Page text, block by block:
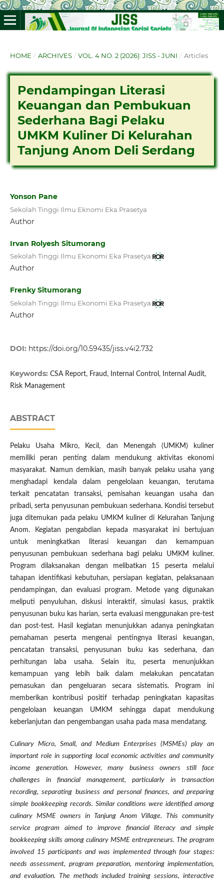
HOME / ARCHIVES / VOL. 4 NO. 2 (2026): JISS - JUNI / Articles
Pendampingan Literasi
Keuangan dan Pembukuan
Sederhana Bagi Pelaku
UMKM Kuliner Di Kelurahan
Tanjung Anom Deli Serdang
Yonson Pane
Sekolah Tinggi Ilmu Eknomi Eka Prasetya
Author
Irvan Rolyesh Situmorang
Sekolah Tinggi Ilmu Ekonomi Eka Prasetya
Author
Frenky Situmorang
Sekolah Tinggi Ilmu Ekonomi Eka Prasetya
Author
DOI: https://doi.org/10.59435/jiss.v4i2.732
Keywords: CSA Report, Fraud, Internal Control, Internal Audit,
Risk Management
ABSTRACT
Pelaku Usaha Mikro, Kecil, dan Menengah (UMKM) kuliner
memiliki peran penting dalam mendukung aktivitas ekonomi
masyarakat. Namun demikian, masih banyak pelaku usaha yang
menghadapi kendala dalam pengelolaan keuangan, terutama
terkait pencatatan transaksi, pemisahan keuangan usaha dan
pribadi, serta penyusunan pembukuan sederhana. Kondisi tersebut
juga ditemukan pada pelaku UMKM kuliner di Kelurahan Tanjung
Anom. Kegiatan pengabdian kepada masyarakat ini bertujuan
untuk meningkatkan literasi keuangan dan kemampuan
penyusunan pembukuan sederhana bagi pelaku UMKM kuliner.
Program dilaksanakan dengan melibatkan 15 peserta melalui
tahapan identifikasi kebutuhan, persiapan kegiatan, pelaksanaan
pendampingan, dan evaluasi program. Metode yang digunakan
meliputi penyuluhan, diskusi interaktif, simulasi kasus, praktik
penyusunan buku kas harian, serta evaluasi menggunakan pre-test
dan post-test. Hasil kegiatan menunjukkan adanya peningkatan
pemahaman peserta mengenai pentingnya literasi keuangan,
pencatatan transaksi, penyusunan buku kas sederhana, dan
perhitungan laba usaha. Selain itu, peserta menunjukkan
kemampuan yang lebih baik dalam melakukan pencatatan
pemasukan dan pengeluaran secara sistematis. Program ini
memberikan kontribusi positif terhadap peningkatan kapasitas
pengelolaan keuangan UMKM sehingga dapat mendukung
keberlanjutan dan pengembangan usaha pada masa mendatang.
Culinary Micro, Small, and Medium Enterprises (MSMEs) play an
important role in supporting local economic activities and community
income generation. However, many business owners still face
challenges in financial management, particularly in transaction
recording, separating business and personal finances, and preparing
simple bookkeeping records. Similar conditions were identified among
culinary MSME owners in Tanjung Anom Village. This community
service program aimed to improve financial literacy and simple
bookkeeping skills among culinary MSME entrepreneurs. The program
involved 15 participants and was implemented through four stages:
needs assessment, program preparation, mentoring implementation,
and evaluation. The methods included training sessions, interactive